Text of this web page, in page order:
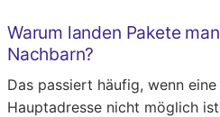
Warum landen Pakete
Nachbarn?
Das passiert häufig, wenn
Hauptadresse nicht möglich